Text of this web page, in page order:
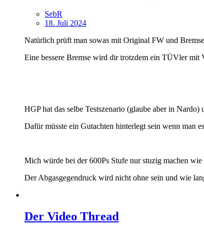
SebR
18. Juli 2024
Natürlich prüft man sowas mit Original FW und
Eine bessere Bremse wird dir trotzdem ein TÜVler mit
HGP hat das selbe Testszenario (glaube aber in Nardo)
Dafür müsste ein Gutachten hinterlegt sein wenn man
Mich würde bei der 600Ps Stufe nur stuzig machen
Der Abgasgegendruck wird nicht ohne sein und wie
Der Video Thread